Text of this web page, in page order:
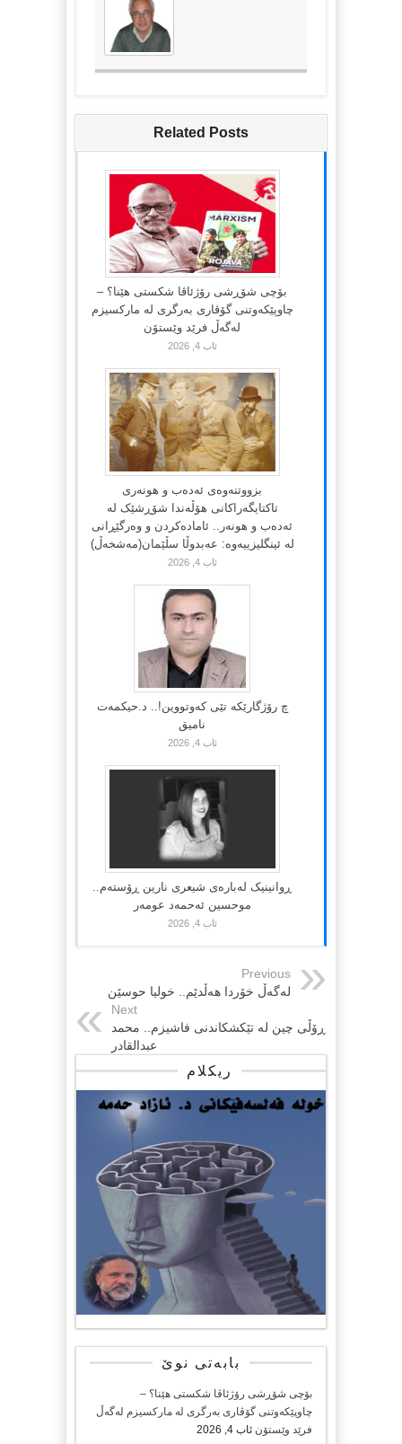
Related Posts
بۆچی شۆڕشی رۆژئاڤا شکستی هێنا؟ –
چاوپێکەوتنی گۆڤاری بەرگری لە مارکسیزم
لەگەڵ فرێد وێستۆن
ئاب 4, 2026
بزووتنەوەی ئەدەب و هونەری
تاکتایگەراکانی هۆڵەندا شۆڕشێک لە
ئەدەب و هونەر.. ئامادەکردن و وەرگێڕانی
لە ئینگلیزییەوە: عەبدوڵا سڵێمان(مەشخەڵ)
ئاب 4, 2026
چ رۆژگارێکە تێی کەوتووین!.. د.حیکمەت
نامیق
ئاب 4, 2026
ڕوانینیک لەبارەى شیعرى نارین ڕۆستەم..
موحسین ئەحمەد عومەر
ئاب 4, 2026
Previous
لەگەڵ خۆردا هەڵدێم.. خولیا حوسێن
Next
ڕۆڵی چین لە تێکشکاندنی فاشیزم.. محمد
عبدالقادر
ریکلام
بابەتی نوێ
بۆچی شۆڕشی رۆژئاڤا شکستی هێنا؟ –
چاوپێکەوتنی گۆڤاری بەرگری لە مارکسیزم لەگەڵ
فرێد وێستۆن ئاب 4, 2026